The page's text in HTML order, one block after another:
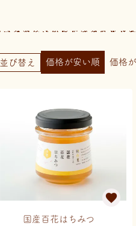
並び替え 価格が安い順 価格
国産百花はちみつ